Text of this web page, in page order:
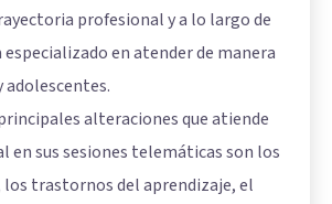
profesional y a lo largo de
especializado en atender de manera
adolescentes.
alteraciones que atiende
en sus sesiones telemáticas son los
los trastornos del aprendizaje, el